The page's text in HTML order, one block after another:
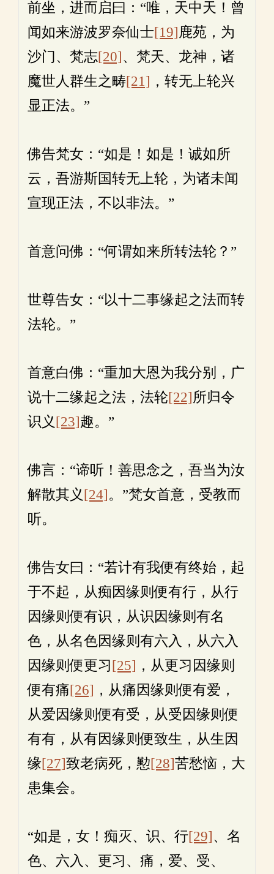
前坐，进而启曰：“唯，天中天！曾
闻如来游波罗奈仙士[19]鹿苑，为
沙门、梵志[20]、梵天、龙神，诸
魔世人群生之畴[21] ，转无上轮兴
显正法。”
佛告梵女：“如是！如是！诚如所
云，吾游斯国转无上轮，为诸未闻
宣现正法，不以非法。”
首意问佛：“何谓如来所转法轮？”
世尊告女：“以十二事缘起之法而转
法轮。”
首意白佛：“重加大恩为我分别，广
说十二缘起之法，法轮[22]所归令
识义[23]趣。”
佛言：“谛听！善思念之，吾当为汝
解散其义[24]。”梵女首意，受教而
听。
佛告女曰：“若计有我便有终始，起
于不起，从痴因缘则便有行，从行
因缘则便有识，从识因缘则有名
色，从名色因缘则有六入，从六入
因缘则便更习[25] ，从更习因缘则
便有痛[26] ，从痛因缘则便有爱，
从爱因缘则便有受，从受因缘则便
有有，从有因缘则便致生，从生因
缘[27]致老病死，懃[28]苦愁恼，大
患集会。
“如是，女！痴灭、识、行[29]、名
色、六入、更习、痛，爱、受、